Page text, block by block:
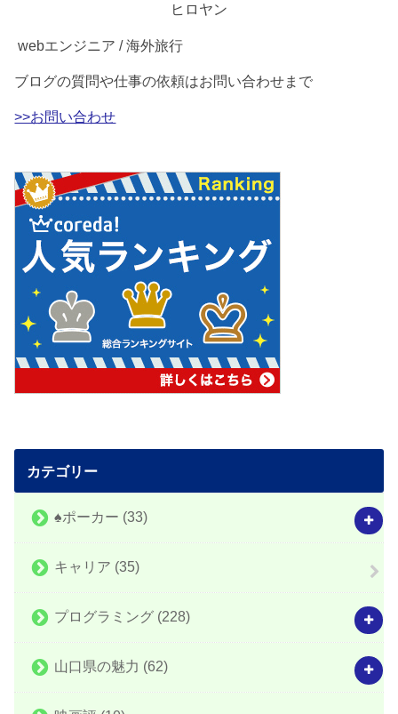
ヒロヤン
webエンジニア / 海外旅行
ブログの質問や仕事の依頼はお問い合わせまで
>>お問い合わせ
カテゴリー
♠️ポーカー (33)
キャリア (35)
プログラミング (228)
山口県の魅力 (62)